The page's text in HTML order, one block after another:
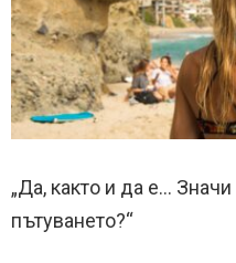
„Да, както и да е…
пътуването?“